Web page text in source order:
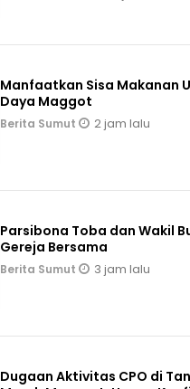
Manfaatkan Sisa Makanan
Daya Maggot
Berita Sumut 2 jam lalu
Parsibona Toba dan Wakil
Gereja Bersama
Berita Sumut 3 jam lalu
Dugaan Aktivitas CPO di